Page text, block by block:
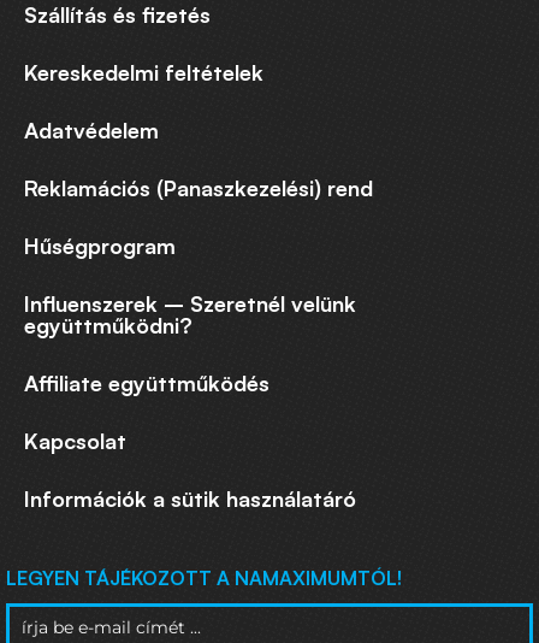
Szállítás és fizetés
Kereskedelmi feltételek
Adatvédelem
Reklamációs (Panaszkezelési) rend
Hűségprogram
Influenszerek – Szeretnél velünk
együttműködni?
Affiliate együttműködés
Kapcsolat
Információk a sütik használatáró
LEGYEN TÁJÉKOZOTT A NAMAXIMUMTÓL!